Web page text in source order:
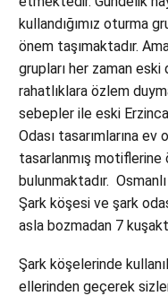
kullandığımız oturma
önem taşımaktadır.
grupları her zaman
rahatlıklara özlem
sebepler ile eski
Odası tasarımlarına
tasarlanmış motiflerine
bulunmaktadır.
Şark köşesi ve şark
asla bozmadan 7
Şark köşelerinde
ellerinden geçerek